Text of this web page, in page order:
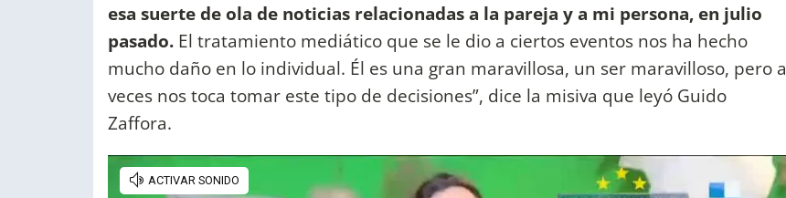
esa suerte de ola de noticias relacionadas a la pareja y a mi persona, en julio
pasado. El tratamiento mediático que se le dio a ciertos eventos nos ha hecho
mucho daño en lo individual. Él es una gran maravillosa, un ser maravilloso, pero a
veces nos toca tomar este tipo de decisiones”, dice la misiva que leyó Guido
Zaffora.